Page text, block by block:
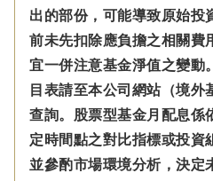
出的部份，可能導致原始投
前未先扣除應負擔之相關費
宜一併注意基金淨值之變動
目表請至本公司網站（境外
查詢。股票型基金月配息係
定時間點之對比指標或投資
並參酌市場環境分析，決定